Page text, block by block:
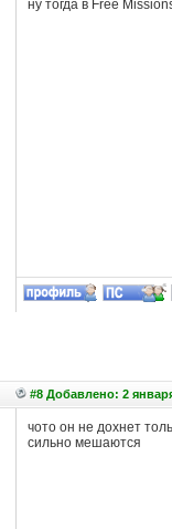
ну тогда в Free
#8 Добавлено: 2
чото он не дохнет
сильно мешаются